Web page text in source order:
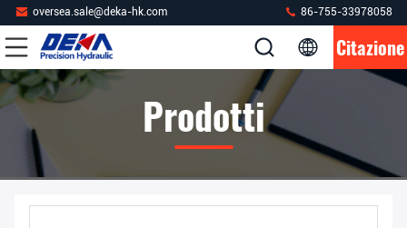
oversea.sale@deka-hk.com 86-755-33978058
Citazione
Prodotti